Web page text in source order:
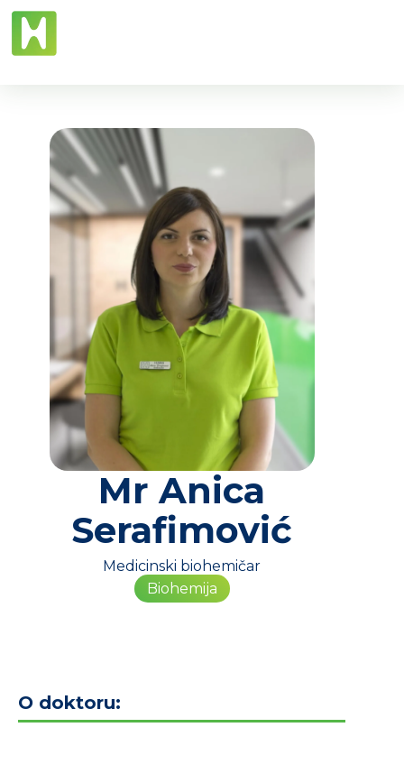
Biohemija
Mr Anica
Serafimović
Medicinski biohemičar
O doktoru: